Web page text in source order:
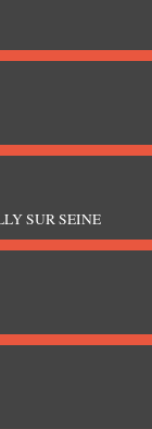
SUR SEINE